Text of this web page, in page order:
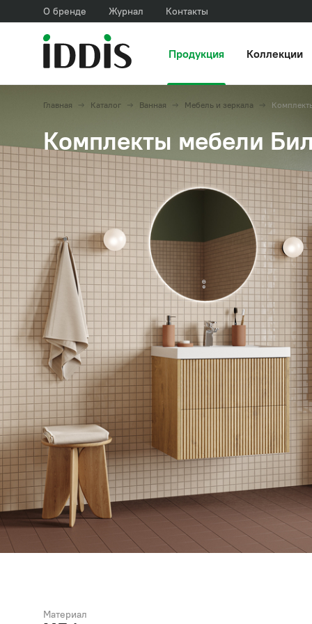
О бренде Журнал Контакты
Продукция Коллекции
Главная Каталог Ванная Мебель и зеркала
Комплекты мебели
Материал